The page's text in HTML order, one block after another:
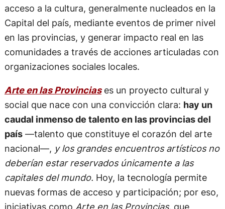
Llega “Arte en las Provincias”: cuando el arte sale
al encuentro de todos
Este proyecto cultural en movimiento tendrá su
unaSubasta Colaborativa de obras de arteque
persigue dos grandes propósitos: descentralizar el
acceso a la cultura, generalmente nucleados en la
Capital del país, mediante eventos de primer nivel
en las provincias, y generar impacto real en las
comunidades a través de acciones articuladas con
organizaciones sociales locales.
Arte en las Provincias es un proyecto cultural y